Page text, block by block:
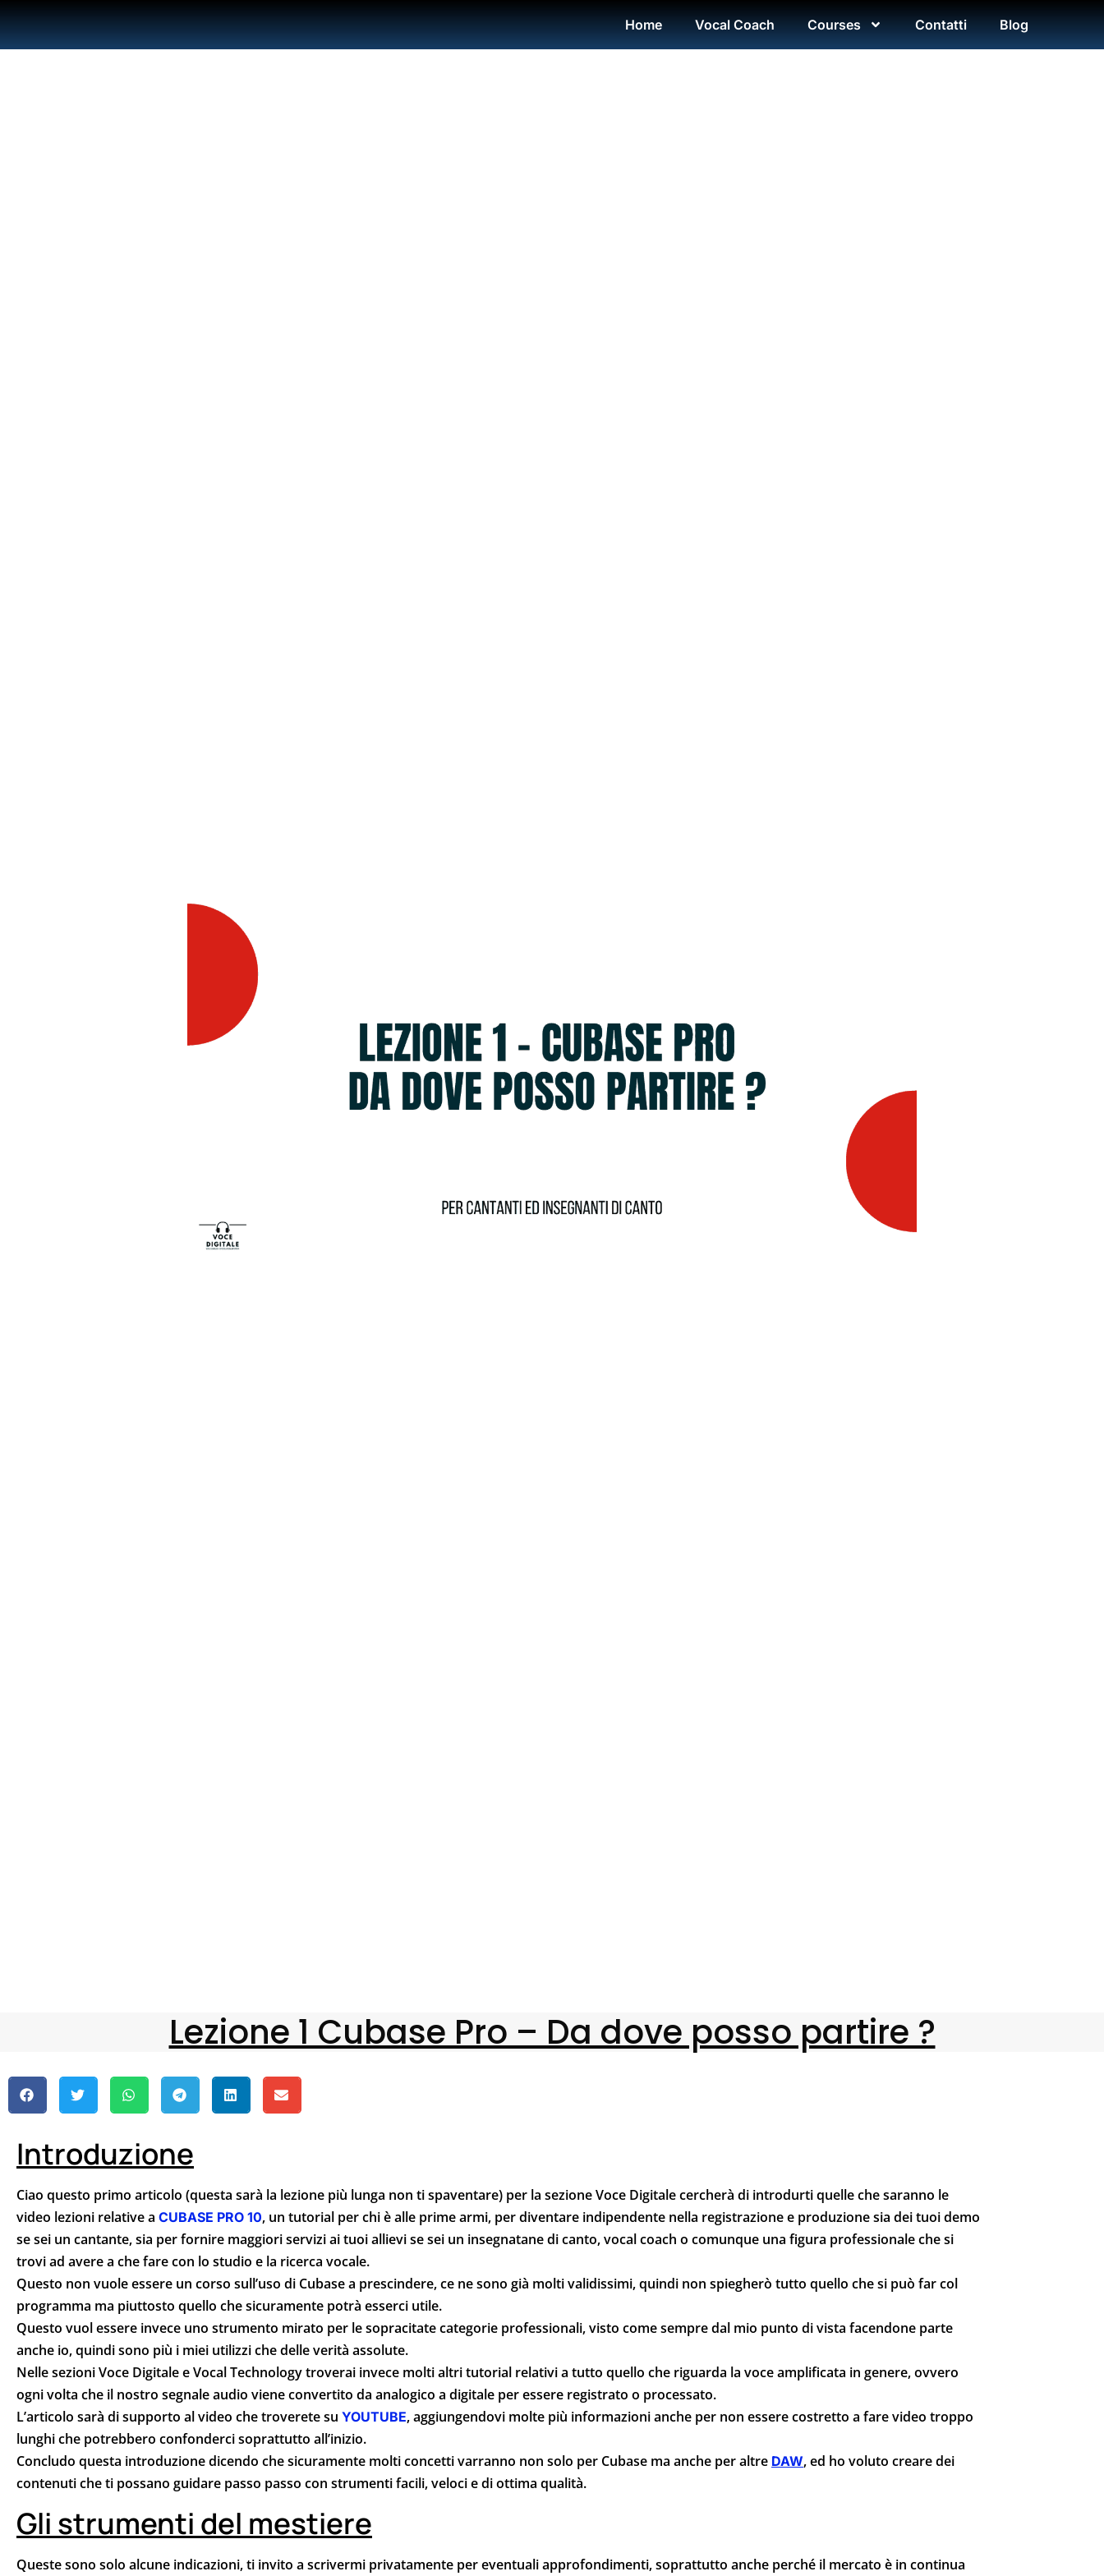
Home Vocal Coach Courses Contatti Blog
Lezione 1 Cubase Pro – Da dove posso partire ?
Introduzione
Ciao questo primo articolo (questa sarà la lezione più lunga non ti spaventare) per la sezione Voce Digitale cercherà di introdurti quelle che saranno le
video lezioni relative a CUBASE PRO 10, un tutorial per chi è alle prime armi, per diventare indipendente nella registrazione e produzione sia dei tuoi demo
se sei un cantante, sia per fornire maggiori servizi ai tuoi allievi se sei un insegnatane di canto, vocal coach o comunque una figura professionale che si
trovi ad avere a che fare con lo studio e la ricerca vocale.
Questo non vuole essere un corso sull’uso di Cubase a prescindere, ce ne sono già molti validissimi, quindi non spiegherò tutto quello che si può far col
programma ma piuttosto quello che sicuramente potrà esserci utile.
Questo vuol essere invece uno strumento mirato per le sopracitate categorie professionali, visto come sempre dal mio punto di vista facendone parte
anche io, quindi sono più i miei utilizzi che delle verità assolute.
Nelle sezioni Voce Digitale e Vocal Technology troverai invece molti altri tutorial relativi a tutto quello che riguarda la voce amplificata in genere, ovvero
ogni volta che il nostro segnale audio viene convertito da analogico a digitale per essere registrato o processato.
L’articolo sarà di supporto al video che troverete su YOUTUBE, aggiungendovi molte più informazioni anche per non essere costretto a fare video troppo
lunghi che potrebbero confonderci soprattutto all’inizio.
Concludo questa introduzione dicendo che sicuramente molti concetti varranno non solo per Cubase ma anche per altre DAW, ed ho voluto creare dei
contenuti che ti possano guidare passo passo con strumenti facili, veloci e di ottima qualità.
Gli strumenti del mestiere
Queste sono solo alcune indicazioni, ti invito a scrivermi privatamente per eventuali approfondimenti, soprattutto anche perché il mercato è in continua